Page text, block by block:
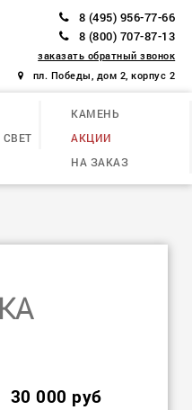
8 (495) 956-77-66
8 (800) 707-87-13
заказать обратный звонок
пл. Победы, дом 2, корпус 2
КАМЕНЬ
АКЦИИ
НА ЗАКАЗ
30 000 руб